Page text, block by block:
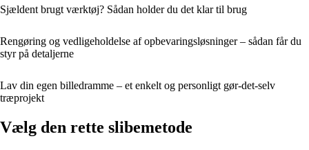
Sjældent brugt værktøj? Sådan holder du det klar til brug
Rengøring og vedligeholdelse af opbevaringsløsninger – sådan får du
styr på detaljerne
Lav din egen billedramme – et enkelt og personligt gør-det-selv
træprojekt
Vælg den rette slibemetode